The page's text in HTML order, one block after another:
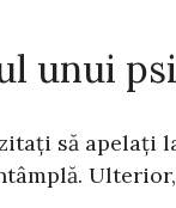
unui
să